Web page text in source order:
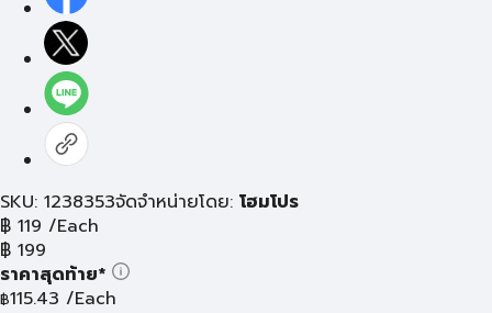
SKU: 1238353จัดจำหน่ายโดย: โฮมโปร
฿ 119 /Each
฿ 199
ราคาสุดท้าย*
฿115.43 /Each